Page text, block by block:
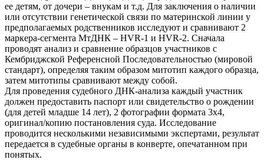
ее детям, от дочери – внукам и т.д. Для заключения о наличии
или отсутствии генетической связи по материнской линии у
предполагаемых родственников исследуют и сравнивают 2
маркера-сегмента МтДНК – HVR-1 и HVR-2. Сначала
проводят анализ и сравнение образцов участников с
Кембриджской Референсной Последовательностью (мировой
стандарт), определяя таким образом митотип каждого образца,
затем митотипы сравнивают между собой.
Для проведения судебного ДНК-анализа каждый участник
должен предоставить паспорт или свидетельство о рождении
(для детей младше 14 лет), 2 фотографии формата 3х4,
оригинал/копию постановления суда. Исследование
проводится несколькими независимыми экспертами, результат
передается в судебные органы в конверте, опечатанном при
понятых.